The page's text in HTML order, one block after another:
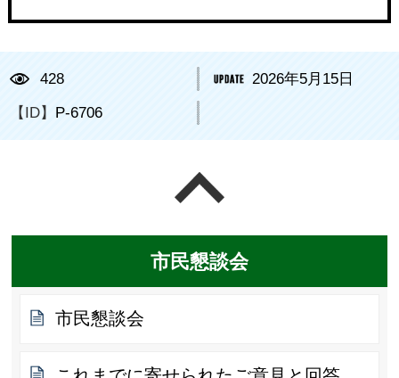
428 2026年5月15日
【ID】 P-6706
市民懇談会
市民懇談会